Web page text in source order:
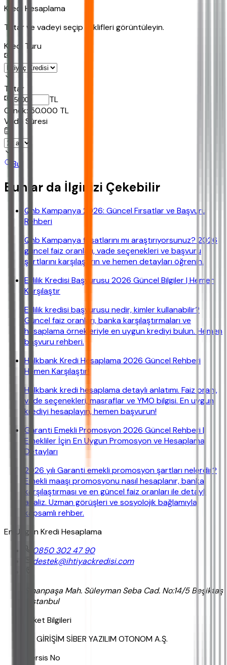
Kredi Hesaplama
Tutar ve vadeyi seçip teklifleri görüntüleyin.
Kredi Turu
Tutar
TL
Ornek: 50.000 TL
Vade Süresi
Bul
Bunlar da İlginizi Çekebilir
Qnb Kampanya 2026: Güncel Fırsatlar ve Başvuru
Rehberi
Qnb Kampanya fırsatlarını mı araştırıyorsunuz? 2026
güncel faiz oranları, vade seçenekleri ve başvuru
şartlarını karşılaştırın ve hemen detayları öğrenin.
Evlilik Kredisi Başvurusu 2026 Güncel Bilgiler | Hemen
Karşılaştır
Evlilik kredisi başvurusu nedir, kimler kullanabilir?
Güncel faiz oranları, banka karşılaştırmaları ve
hesaplama örnekleriyle en uygun krediyi bulun. Hemen
başvuru rehberi.
Halkbank Kredi Hesaplama 2026 Güncel Rehberi
Hemen Karşılaştır!
Halkbank kredi hesaplama detaylı anlatımı. Faiz oranı,
vade seçenekleri, masraflar ve YMO bilgisi. En uygun
krediyi hesaplayın, hemen başvurun!
Garanti Emekli Promosyon 2026 Güncel Rehberi |
Emekliler İçin En Uygun Promosyon ve Hesaplama
Detayları
2026 yılı Garanti emekli promosyon şartları nelerdir?
Emekli maaşı promosyonu nasıl hesaplanır, banka
karşılaştırması ve en güncel faiz oranları ile detaylı
analiz. Uzman görüşleri ve sosyolojik bağlamıyla
kapsamlı rehber.
En Uygun Kredi Hesaplama
0850 302 47 90
destek@ihtiyackredisi.com
Sinanpaşa Mah. Süleyman Seba Cad. No:14/5 Beşiktaş
/ İstanbul
Şirket Bilgileri
AK GİRİŞİM SİBER YAZILIM OTONOM A.Ş.
Mersis No